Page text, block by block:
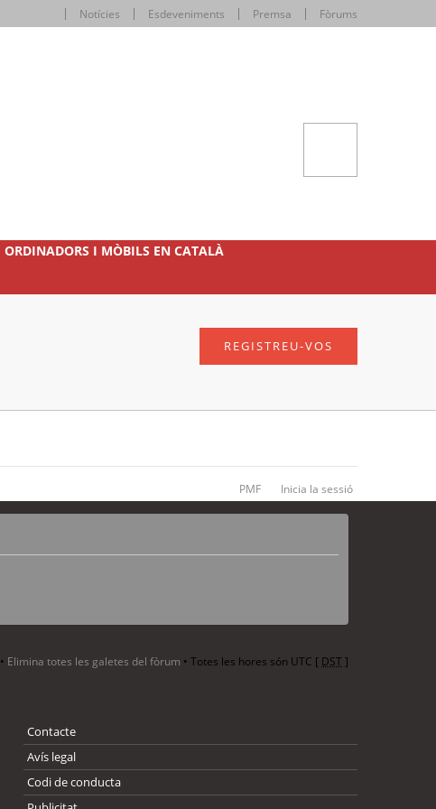
Notícies Esdeveniments Premsa Fòrums
ORDINADORS I MÒBILS EN CATALÀ
REGISTREU-VOS
PMF Inicia la sessió
• Elimina totes les galetes del fòrum • Totes les hores són UTC [ DST]
Contacte
Avís legal
Codi de conducta